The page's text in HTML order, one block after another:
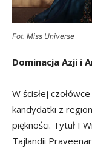
Fot. Miss Universe
Dominacja Azji i
W ścisłej
kandydatki z
piękności. Tytuł I
Tajlandii